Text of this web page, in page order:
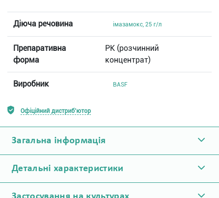
Діюча речовина імазамокс, 25 г/л
Препаративна
форма
РК (розчинний
концентрат)
Виробник BASF
Офіційний дистриб'ютор
Загальна інформація
Детальні характеристики